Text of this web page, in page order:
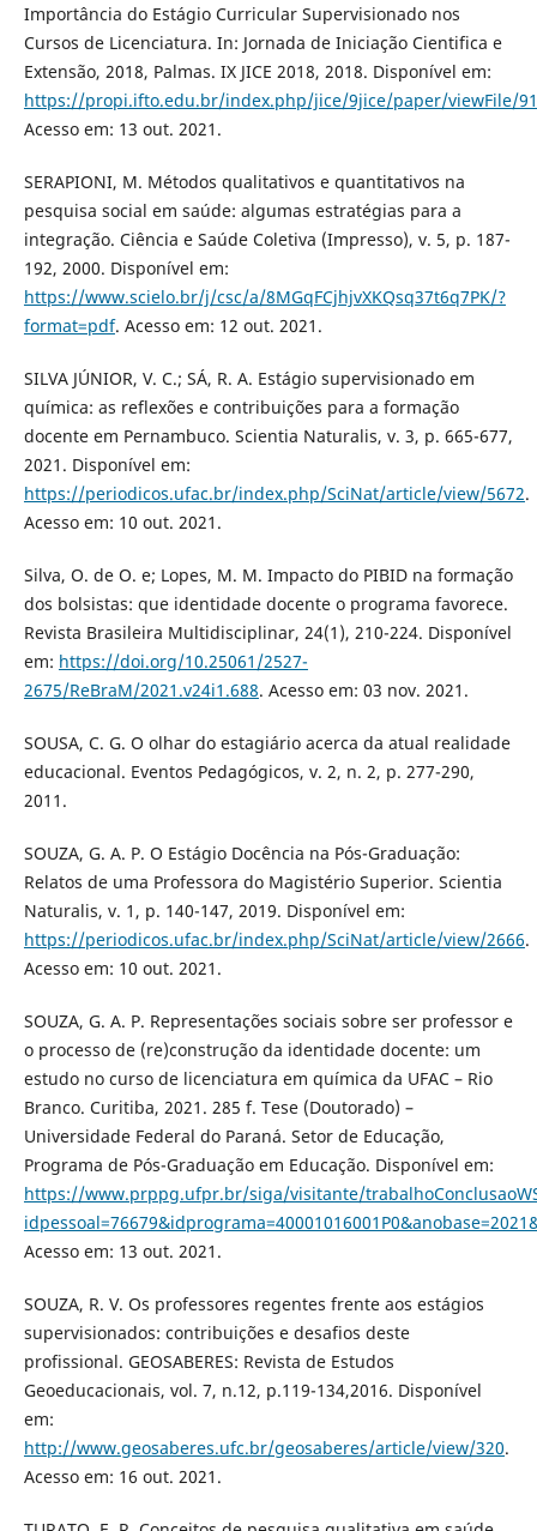
Importância do Estágio Curricular Supervisionado nos
Cursos de Licenciatura. In: Jornada de Iniciação Cientifica e
Extensão, 2018, Palmas. IX JICE 2018, 2018. Disponível em:
https://propi.ifto.edu.br/index.php/jice/9jice/paper/viewFile/
Acesso em: 13 out. 2021.
SERAPIONI, M. Métodos qualitativos e quantitativos na
pesquisa social em saúde: algumas estratégias para a
integração. Ciência e Saúde Coletiva (Impresso), v. 5, p. 187-
192, 2000. Disponível em:
https://www.scielo.br/j/csc/a/8MGqFCjhjvXKQsq37t6q7PK/?
format=pdf. Acesso em: 12 out. 2021.
SILVA JÚNIOR, V. C.; SÁ, R. A. Estágio supervisionado em
química: as reflexões e contribuições para a formação
docente em Pernambuco. Scientia Naturalis, v. 3, p. 665-677,
2021. Disponível em:
https://periodicos.ufac.br/index.php/SciNat/article/view/5672.
Acesso em: 10 out. 2021.
Silva, O. de O. e; Lopes, M. M. Impacto do PIBID na formação
dos bolsistas: que identidade docente o programa favorece.
Revista Brasileira Multidisciplinar, 24(1), 210-224. Disponível
em: https://doi.org/10.25061/2527-
2675/ReBraM/2021.v24i1.688. Acesso em: 03 nov. 2021.
SOUSA, C. G. O olhar do estagiário acerca da atual realidade
educacional. Eventos Pedagógicos, v. 2, n. 2, p. 277-290,
2011.
SOUZA, G. A. P. O Estágio Docência na Pós-Graduação:
Relatos de uma Professora do Magistério Superior. Scientia
Naturalis, v. 1, p. 140-147, 2019. Disponível em:
https://periodicos.ufac.br/index.php/SciNat/article/view/2666.
Acesso em: 10 out. 2021.
SOUZA, G. A. P. Representações sociais sobre ser professor e
o processo de (re)construção da identidade docente: um
estudo no curso de licenciatura em química da UFAC – Rio
Branco. Curitiba, 2021. 285 f. Tese (Doutorado) –
Universidade Federal do Paraná. Setor de Educação,
Programa de Pós-Graduação em Educação. Disponível em:
https://www.prppg.ufpr.br/siga/visitante/
Acesso em: 13 out. 2021.
SOUZA, R. V. Os professores regentes frente aos estágios
supervisionados: contribuições e desafios deste
profissional. GEOSABERES: Revista de Estudos
Geoeducacionais, vol. 7, n.12, p.119-134,2016. Disponível
em:
http://www.geosaberes.ufc.br/geosaberes/article/view/320.
Acesso em: 16 out. 2021.